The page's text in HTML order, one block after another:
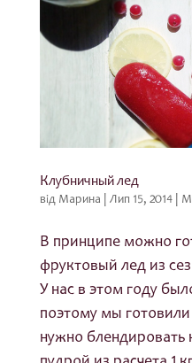
Клубничный лед
від Марина Лип 15, 2014|
В принципе можно
фруктовый лед из
У нас в этом году
поэтому мы
нужно блендировать